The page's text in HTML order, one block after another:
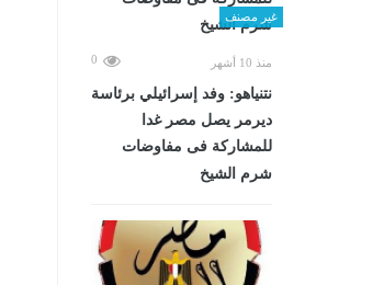
غير مصنف
منذ 10 أشهر 0
نتنياهو: وفد إسرائيلي برئاسة
ديرمر يصل مصر غدا
للمشاركة فى مفاوضات
شرم الشيخ